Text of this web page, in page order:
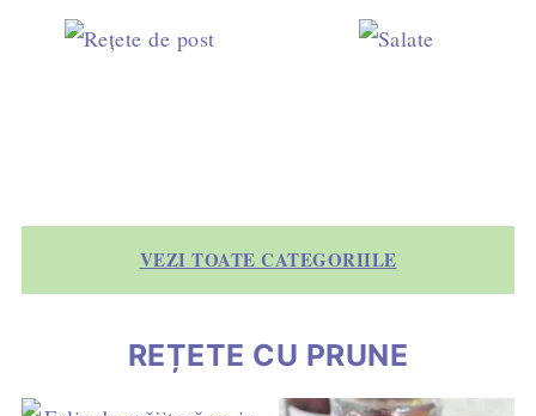
VEZI TOATE CATEGORIILE
REȚETE CU PRUNE